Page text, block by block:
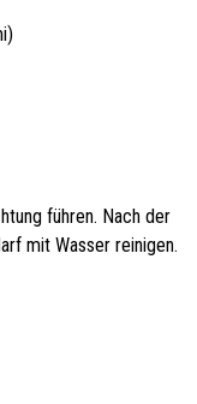
führen. Nach der
mit Wasser reinigen.